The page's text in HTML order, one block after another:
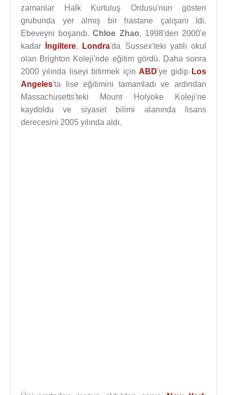
zamanlar Halk Kurtuluş Ordusu'nun gösteri
grubunda yer almış bir hastane çalışanı Idi.
Ebeveyni boşandı.Chloe Zhao, 1998'den 2000'e
kadar
İngiltere, Londra'da Sussex'teki yatılı okul
olan Brighton Koleji'nde eğitim gördü. Daha sonra
2000 yılında liseyi bitirmek içinABD'ye gidip Los
Angeles'ta lise eğitimini tamamladı ve ardından
Massachusetts'teki Mount Holyoke Koleji'ne
kaydoldu ve siyaset bilimi alanında lisans
derecesini 2005 yılında aldı.